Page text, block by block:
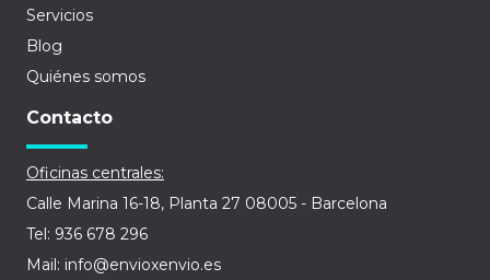
Servicios
Blog
Quiénes somos
Contacto
Oficinas centrales:
Calle Marina 16-18, Planta 27 08005 - Barcelona
Tel: 936 678 296
Mail: info@envioxenvio.es